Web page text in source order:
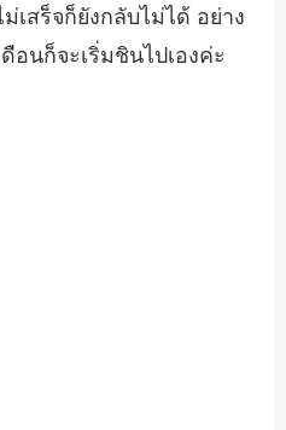
เสร็จก็ยังกลับไม่ได้ อย่าง
อนก็จะเริ่มชินไปเองค่ะ